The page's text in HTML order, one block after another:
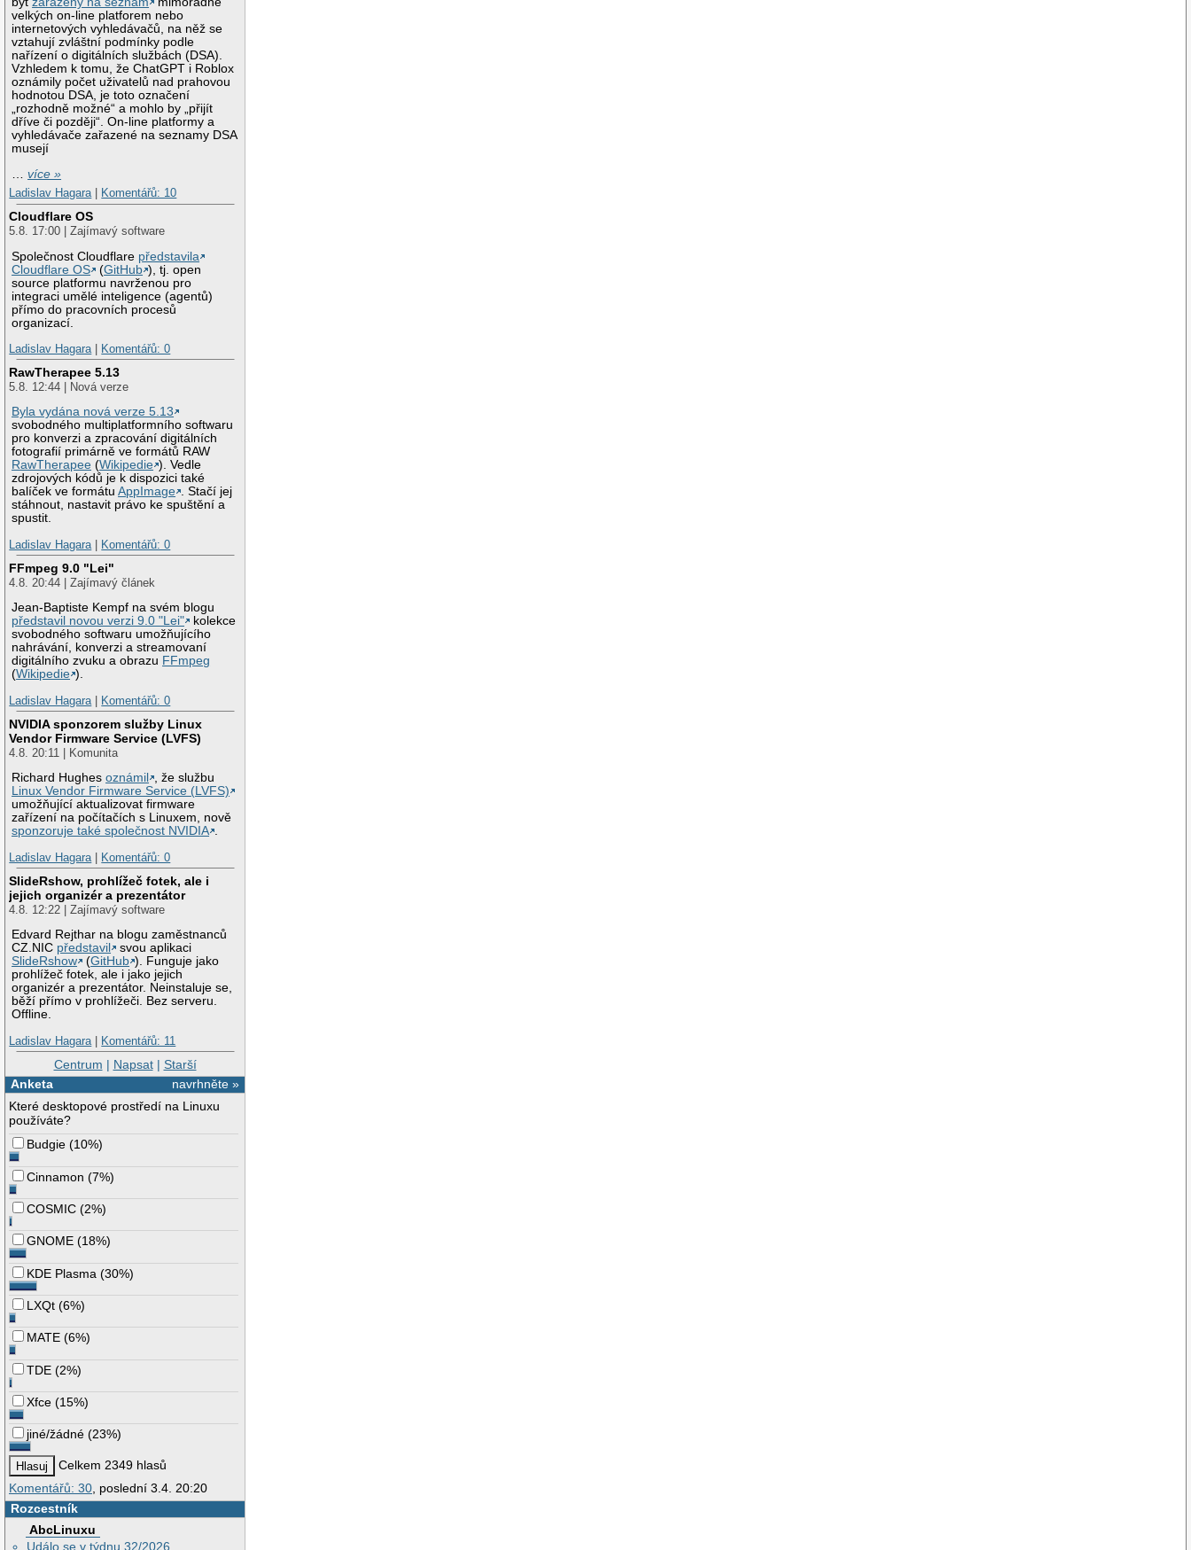
velkých on-line platforem nebo
internetových vyhledávačů, na něž se
vztahují zvláštní podmínky podle
nařízení o digitálních službách (DSA).
Vzhledem k tomu, že ChatGPT i Roblox
oznámily počet uživatelů nad prahovou
hodnotou DSA, je toto označení
„rozhodně možné“ a mohlo by „přijít
dříve či později“. On-line platformy a
vyhledávače zařazené na seznamy DSA
musejí
…více »
Ladislav Hagara| Komentářů: 10
Cloudflare OS
5.8. 17:00 | Zajímavý software
Společnost Cloudflare představila
Cloudflare OS
(GitHub ), tj. open
source platformu navrženou pro
integraci umělé inteligence (agentů)
přímo do pracovních procesů
organizací.
Ladislav Hagara| Komentářů: 0
RawTherapee 5.13
5.8. 12:44 | Nová verze
Byla vydána nová verze 5.13
svobodného multiplatformního softwaru
pro konverzi a zpracování digitálních
fotografií primárně ve formátů RAW
RawTherapee (Wikipedie ). Vedle
zdrojových kódů je k dispozici také
balíček ve formátuAppImage . Stačí jej
stáhnout, nastavit právo ke spuštění a
spustit.
Ladislav Hagara| Komentářů: 0
FFmpeg 9.0 "Lei"
4.8. 20:44 | Zajímavý článek
Jean-Baptiste Kempf na svém blogu
představil novou verzi 9.0 "Lei"
kolekce
svobodného softwaru umožňujícího
nahrávání, konverzi a streamovaní
digitálního zvuku a obrazu FFmpeg
(Wikipedie ).
Ladislav Hagara| Komentářů: 0
NVIDIA sponzorem služby Linux
Vendor Firmware Service (LVFS)
4.8. 20:11 | Komunita
Richard Hughesoznámil
, že službu
Linux Vendor Firmware Service (LVFS)
umožňující aktualizovat firmware
zařízení na počítačích s Linuxem, nově
sponzoruje také společnost NVIDIA .
Ladislav Hagara| Komentářů: 0
SlideRshow, prohlížeč fotek, ale i
jejich organizér a prezentátor
4.8. 12:22 | Zajímavý software
Edvard Rejthar na blogu zaměstnanců
CZ.NIC představil
svou aplikaci
SlideRshow
(GitHub ). Funguje jako
prohlížeč fotek, ale i jako jejich
organizér a prezentátor. Neinstaluje se,
běží přímo v prohlížeči. Bez serveru.
Offline.
Ladislav Hagara| Komentářů: 11
Centrum | Napsat| Starší
navrhněte »
Anketa
Které desktopové prostředí na Linuxu
používáte?
Budgie (10%)
Cinnamon (7%)
COSMIC (2%)
GNOME (18%)
KDE Plasma (30%)
LXQt (6%)
MATE (6%)
TDE (2%)
Xfce (15%)
jiné/žádné (23%)
Celkem 2349 hlasů
Komentářů: 30 , poslední 3.4. 20:20
Rozcestník
AbcLinuxu
Událo se v týdnu 32/2026